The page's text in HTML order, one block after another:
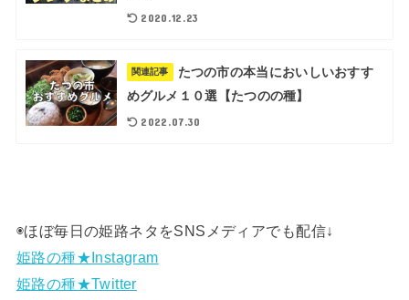
2020.12.23
関連記事
たつの市の本当においしいおすす
めグルメ１０選【たつのの種】
2022.07.30
◉ほぼ毎日の姫路ネタをSNSメディアでも配信↓
姫路の種★Instagram
姫路の種★Twitter